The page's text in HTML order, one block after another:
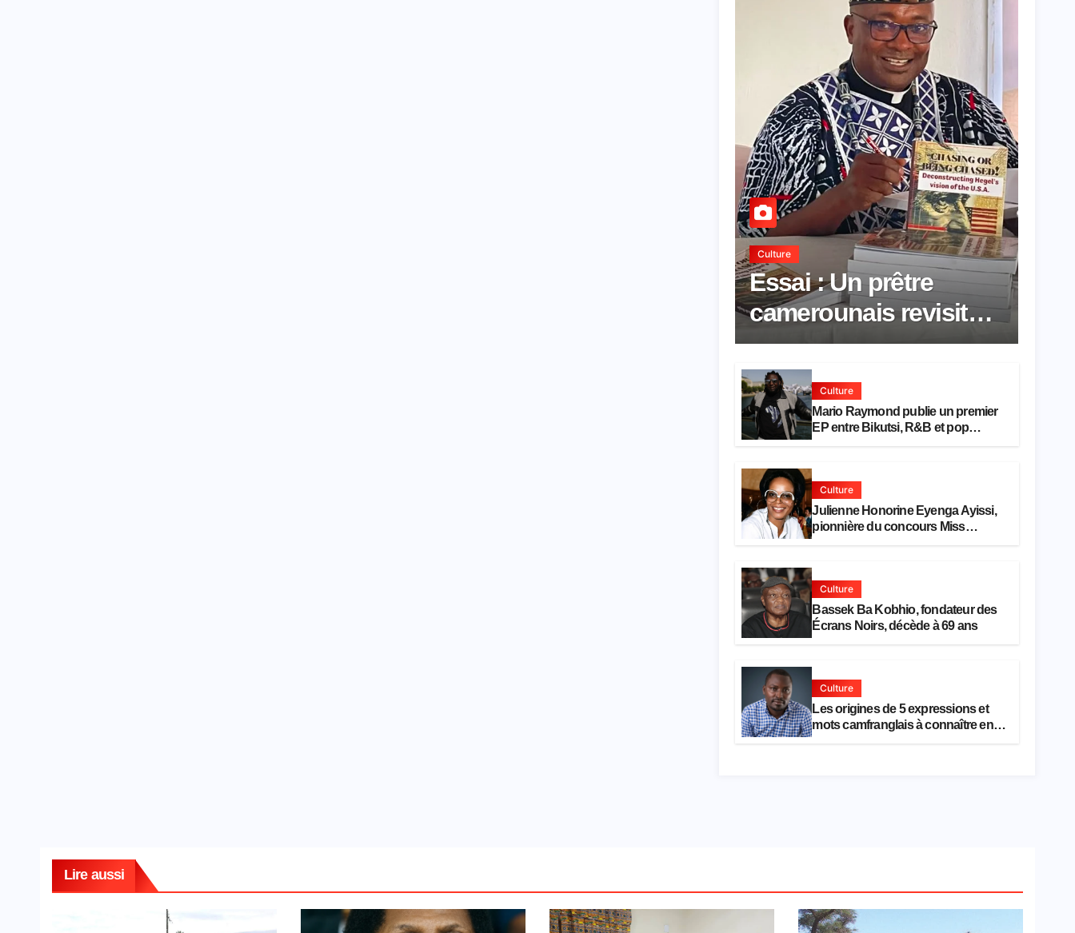
Culture
Essai : Un prêtre
camerounais revisite
la pensée de Hegel à
travers le rêve
américain
Culture
Mario Raymond publie un premier
EP entre Bikutsi, R&B et pop
Culture
Julienne Honorine Eyenga Ayissi,
pionnière du concours Miss
Culture
Bassek Ba Kobhio, fondateur des
Écrans Noirs, décède à 69 ans
Culture
Les origines de 5 expressions et
mots camfranglais à connaître en
Lire aussi